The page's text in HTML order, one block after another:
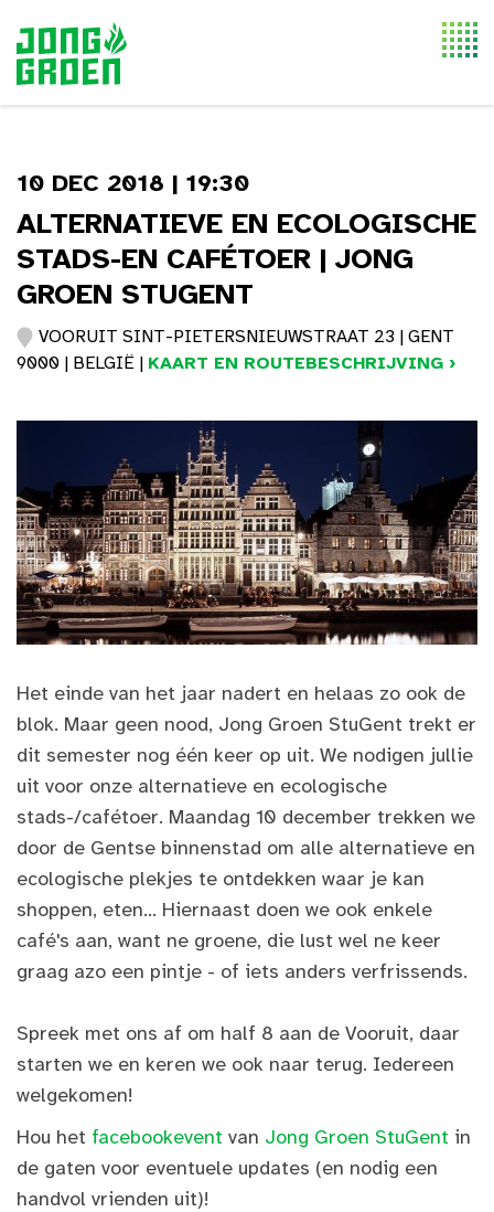
10 DEC 2018 | 19:30
ALTERNATIEVE EN ECOLOGISCHE
STADS-EN CAFÉTOER | JONG
GROEN STUGENT
VOORUIT SINT-PIETERSNIEUWSTRAAT 23 | GENT
9000 | BELGIË | KAART EN ROUTEBESCHRIJVING ›
Het einde van het jaar nadert en helaas zo ook de
blok. Maar geen nood, Jong Groen StuGent trekt er
dit semester nog één keer op uit. We nodigen jullie
uit voor onze alternatieve en ecologische
stads-/cafétoer. Maandag 10 december trekken we
door de Gentse binnenstad om alle alternatieve en
ecologische plekjes te ontdekken waar je kan
shoppen, eten... Hiernaast doen we ook enkele
café's aan, want ne groene, die lust wel ne keer
graag azo een pintje - of iets anders verfrissends.
Spreek met ons af om half 8 aan de Vooruit, daar
starten we en keren we ook naar terug. Iedereen
welgekomen!
Hou het facebookevent van Jong Groen StuGent in
de gaten voor eventuele updates (en nodig een
handvol vrienden uit)!